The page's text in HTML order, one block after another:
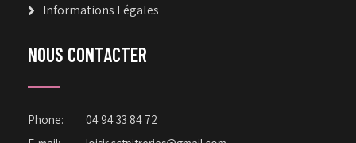
Informations Légales
NOUS CONTACTER
Phone:
04 94 33 84 72